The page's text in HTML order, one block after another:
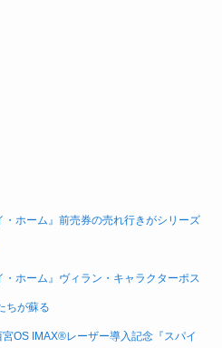
・ホーム』前売券の売れ行きがシリーズ
・ホーム』ヴィラン・キャラクターポス
ちが蘇る
宮OS IMAX®レーザー導入記念『スパイ